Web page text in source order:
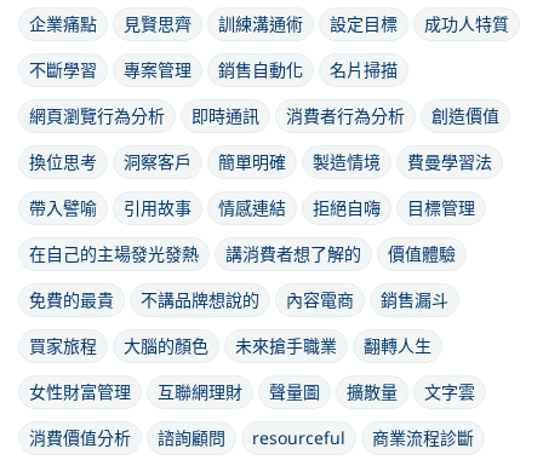
企業痛點
見賢思齊 訓練溝通術 設定目標
成功人特質
不斷學習
專案管理 銷售自動化
名片掃描
網頁瀏覽行為分析
即時通訊 消費者行為分析
創造價值
換位思考
洞察客戶 簡單明確 製造情境
費曼學習法
帶入譬喻
引用故事 情感連結 拒絕自嗨
目標管理
在自己的主場發光發熱
講消費者想了解的
價值體驗
免費的最貴
不講品牌想說的 內容電商
銷售漏斗
買家旅程
大腦的顏色 未來搶手職業
翻轉人生
女性財富管理
互聯網理財 聲量圖 擴散量
文字雲
消費價值分析
諮詢顧問 resourceful
商業流程診斷